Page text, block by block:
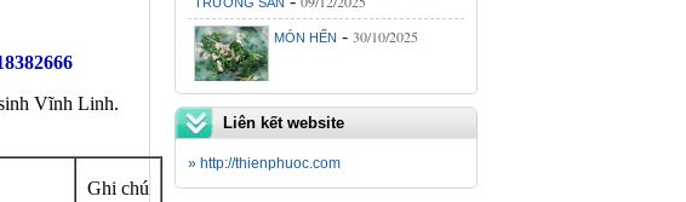
Vĩnh Linh.
Ghi chú
MÓN HẾN-30/10/2025
ĐẶC SẢN QUẢNG TRỊ-
30/10/2025
LŨ GHÉ-THƠ ĐÀO TRƯỜNG SAN
Liên kết website
» http://thienphuoc.com